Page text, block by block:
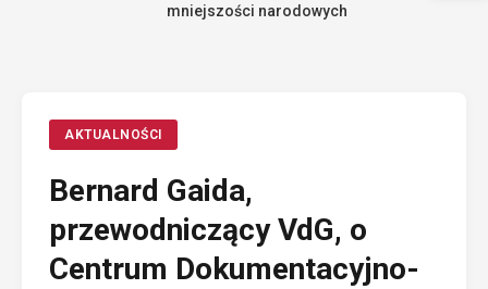
mniejszości narodowych
AKTUALNOŚCI
Bernard Gaida,
przewodniczący VdG, o
Centrum Dokumentacyjno-